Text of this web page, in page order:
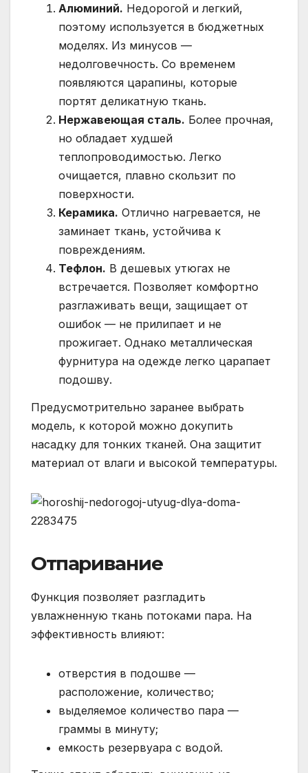
Алюминий. Недорогой и легкий,
поэтому используется в бюджетных
моделях. Из минусов —
недолговечность. Со временем
появляются царапины, которые
портят деликатную ткань.
Нержавеющая сталь. Более прочная,
но обладает худшей
теплопроводимостью. Легко
очищается, плавно скользит по
поверхности.
Керамика. Отлично нагревается, не
заминает ткань, устойчива к
повреждениям.
Тефлон. В дешевых утюгах не
встречается. Позволяет комфортно
разглаживать вещи, защищает от
ошибок — не прилипает и не
прожигает. Однако металлическая
фурнитура на одежде легко царапает
подошву.
Предусмотрительно заранее выбрать
модель, к которой можно докупить
насадку для тонких тканей. Она защитит
материал от влаги и высокой температуры.
Отпаривание
Функция позволяет разгладить
увлажненную ткань потоками пара. На
эффективность влияют:
отверстия в подошве —
расположение, количество;
выделяемое количество пара —
граммы в минуту;
емкость резервуара с водой.